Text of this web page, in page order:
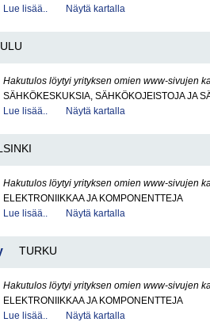
Lue lisää..
Näytä kartalla
Hakutulos löytyi yrityksen omien www-sivujen
SÄHKÖKESKUKSIA, SÄHKÖKOJEISTOJA JA
Lue lisää..
Näytä kartalla
Hakutulos löytyi yrityksen omien www-sivujen
ELEKTRONIIKKAA JA KOMPONENTTEJA
Lue lisää..
Näytä kartalla
TURKU
Hakutulos löytyi yrityksen omien www-sivujen
ELEKTRONIIKKAA JA KOMPONENTTEJA
Lue lisää..
Näytä kartalla